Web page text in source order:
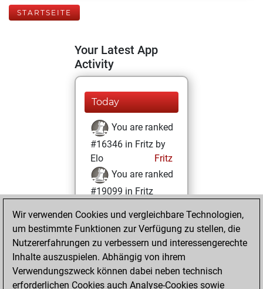
STARTSEITE
Your Latest App
Activity
Today
You are ranked
#16346 in Fritz by
Elo
Fritz
You are ranked
#19099 in Fritz
Dienstag,
November 5, 2024
You achieved a
BeautyScore of 4
Wir verwenden Cookies und vergleichbare Technologien,
um bestimmte Funktionen zur Verfügung zu stellen, die
Nutzererfahrungen zu verbessern und interessengerechte
Inhalte auszuspielen. Abhängig von ihrem
Verwendungszweck können dabei neben technisch
erforderlichen Cookies auch Analyse-Cookies sowie